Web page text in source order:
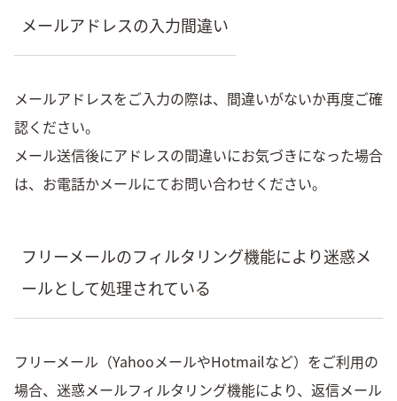
メールアドレスの入力間違い
メールアドレスをご入力の際は、間違いがないか再度ご確
認ください。
メール送信後にアドレスの間違いにお気づきになった場合
は、お電話かメールにてお問い合わせください。
フリーメールのフィルタリング機能により迷惑メ
ールとして処理されている
フリーメール（YahooメールやHotmailなど）をご利用の
場合、迷惑メールフィルタリング機能により、返信メール